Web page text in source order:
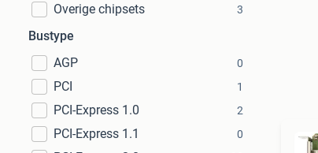
Overige chipsets 3
Bustype
AGP
0
PCI 1
PCI-Express 1.0 2
PCI-Express 1.1 0